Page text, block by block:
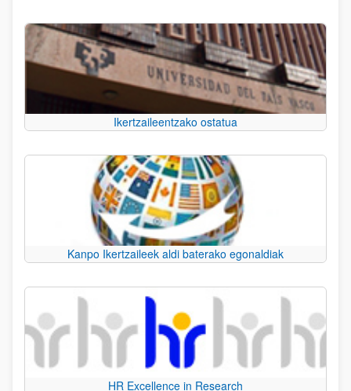
Ikertzaileentzako ostatua
Kanpo Ikertzaileek aldi baterako egonaldiak
HR Excellence in Research